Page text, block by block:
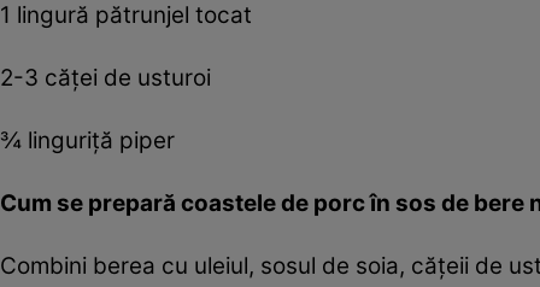
1 lingură pătrunjel tocat
2-3 căţei de usturoi
¾ linguriţă piper
Cum se prepară coastele de porc în sos de bere
Combini berea cu uleiul, sosul de soia, căţeii de